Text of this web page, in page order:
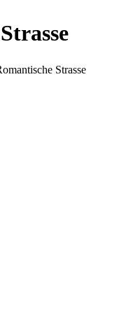
Strasse